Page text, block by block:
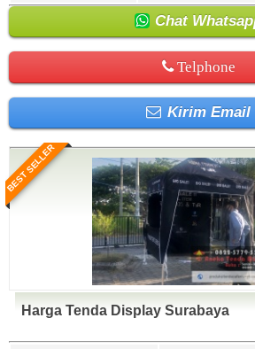
Chat
Telphone
Kirim Email
BEST SELLER
Harga Tenda Display Surabaya